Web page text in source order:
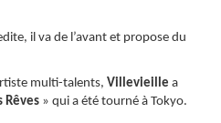
il va de l’avant et propose du
multi-talents, Villevieille a
Rêves » qui a été tourné à Tokyo.